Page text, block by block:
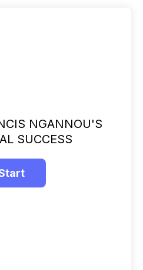
NGANNOU'S
SUCCESS